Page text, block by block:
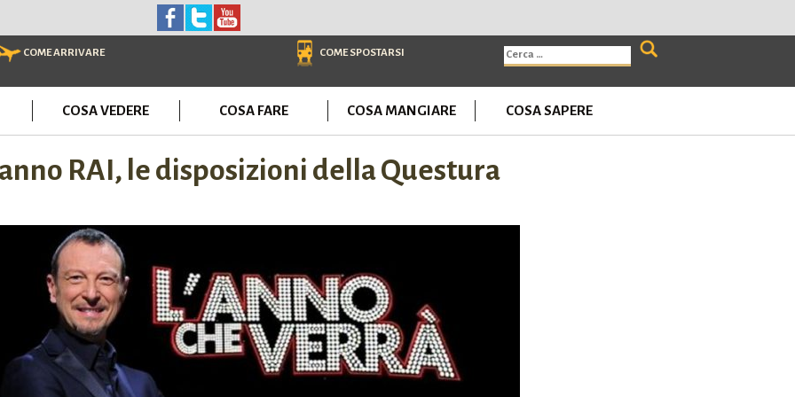
COME ARRIVARE COME SPOSTARSI
Ricerca
per:
COSA VEDERE COSA FARE COSA MANGIARE COSA SAPERE
RAI, le disposizioni della Questura